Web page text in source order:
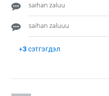
saihan zaluu
saihan zaluuu
+3сэтгэгдэл